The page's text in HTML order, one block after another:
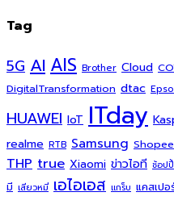
Tag
5G AI AIS Brother Cloud
DigitalTransformation dtac
HUAWEI IoT ITday
realme RTB Samsung Shopee
THP true Xiaomi ข่าวไอที ช้อปปี้
มี เสียวหมี่ เอไอเอส แกร็บ แคสเป